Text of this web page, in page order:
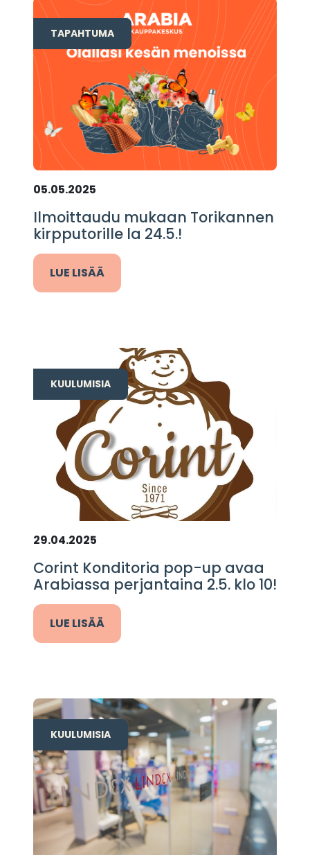
TAPAHTUMA
05.05.2025
Ilmoittaudu mukaan Torikannen
kirpputorille la 24.5.!
LUE LISÄÄ
KUULUMISIA
29.04.2025
Corint Konditoria pop-up avaa
Arabiassa perjantaina 2.5. klo 10!
LUE LISÄÄ
KUULUMISIA